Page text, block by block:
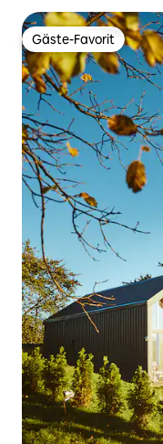
Gäste-Favorit
Gäste-Favorit